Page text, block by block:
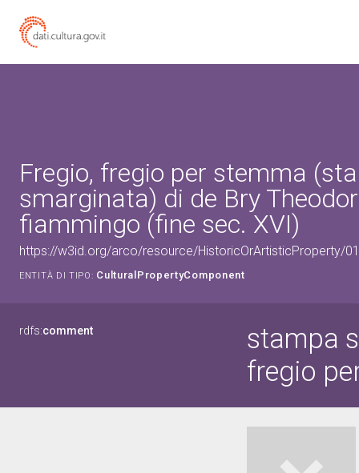
Fregio, fregio per stemma
smarginata) di de Bry
fiammingo (fine sec. XVI)
https://w3id.org/arco/resource/HistoricOrArtisticProperty/
ENTITÀ DI TIPO: CulturalPropertyComponent
rdfs:comment
stampa
fregio